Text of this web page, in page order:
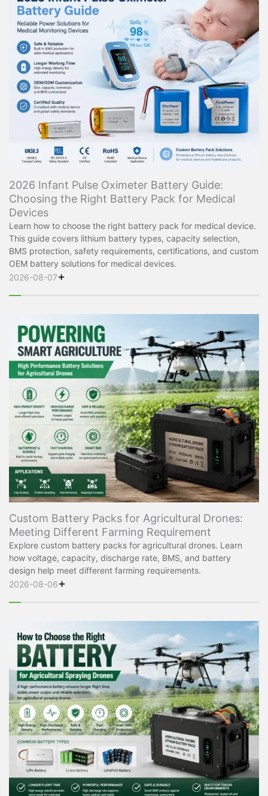
2026 Infant Pulse Oximeter Battery Guide:
Choosing the Right Battery Pack for Medical
Devices
Learn how to choose the right battery pack for medical device.
This guide covers lithium battery types, capacity selection,
BMS protection, safety requirements, certifications, and custom
OEM battery solutions for medical devices.
2026-08-07+
Custom Battery Packs for Agricultural Drones:
Meeting Different Farming Requirement
Explore custom battery packs for agricultural drones. Learn
how voltage, capacity, discharge rate, BMS, and battery
design help meet different farming requirements.
2026-08-06+